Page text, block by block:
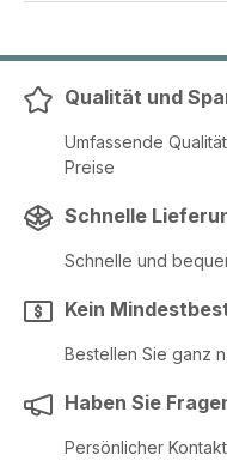
Qualität und
Umfassende
Preise
Schnelle
Schnelle und
Kein
Bestellen Sie ganz
Haben Sie
Persönlicher